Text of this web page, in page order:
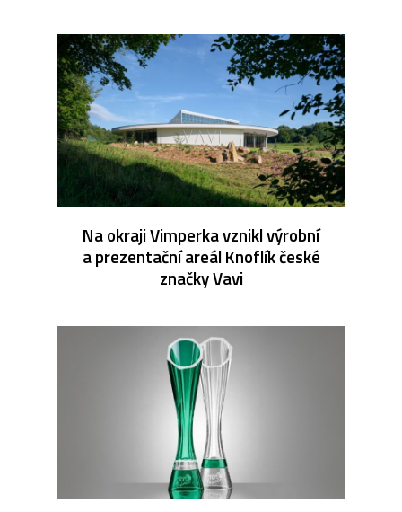
Na okraji Vimperka vznikl výrobní
a prezentační areál Knoflík české
značky Vavi